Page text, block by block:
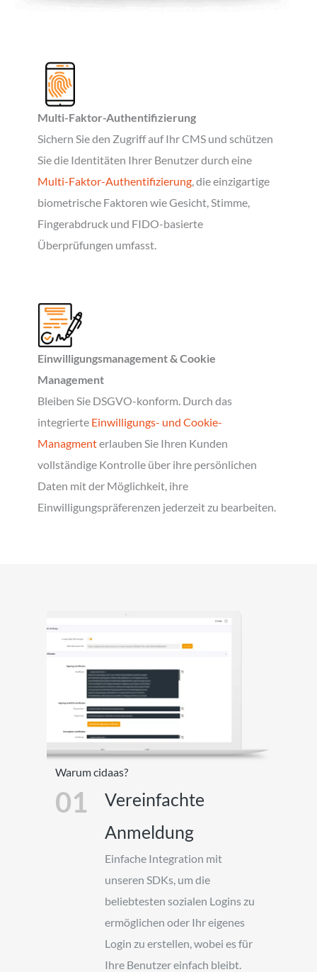
Multi-Faktor-Authentifizierung
Sichern Sie den Zugriff auf Ihr CMS und schützen
Sie die Identitäten Ihrer Benutzer durch eine
Multi-Faktor-Authentifizierung, die einzigartige
biometrische Faktoren wie Gesicht, Stimme,
Fingerabdruck und FIDO-basierte
Überprüfungen umfasst.
Einwilligungsmanagement & Cookie
Management
Bleiben Sie DSGVO-konform. Durch das
integrierte Einwilligungs- und Cookie-
Managmenterlauben Sie Ihren Kunden
vollständige Kontrolle über ihre persönlichen
Daten mit der Möglichkeit, ihre
Einwilligungspräferenzen jederzeit zu bearbeiten.
Warum cidaas?
01
Vereinfachte
Anmeldung
Einfache Integration mit
unseren SDKs, um die
beliebtesten sozialen Logins zu
ermöglichen oder Ihr eigenes
Login zu erstellen, wobei es für
Ihre Benutzer einfach bleibt.